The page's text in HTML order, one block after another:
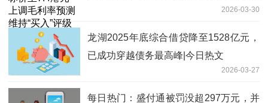
2026-03-30
龙湖2025年底综合借贷降至1528亿元，
已成功穿越债务最高峰|今日热文
2026-03-27
每日热门：盛付通被罚没超297万元，并